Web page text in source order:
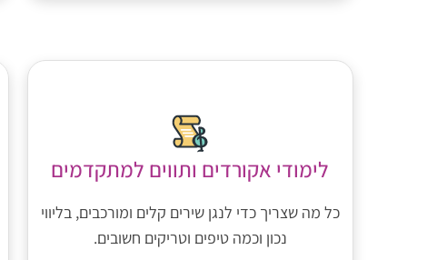
לימודי אקורדים ותווים למתקדמים
כל מה שצריך כדי לנגן שירים קלים ומורכבים, בליווי
נכון וכמה טיפים וטריקים חשובים.